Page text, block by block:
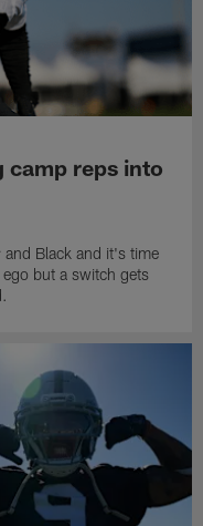
camp reps into
Black and it's time
but a switch gets